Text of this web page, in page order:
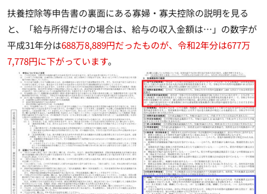
扶養控除等申告書の裏面にある寡婦・寡夫控除の説明を見る
と、「給与所得だけの場合は、給与の収入金額は…」の数字が
平成31年分は688万8,889円だったものが、令和2年分は677万
7,778円に下がっています。